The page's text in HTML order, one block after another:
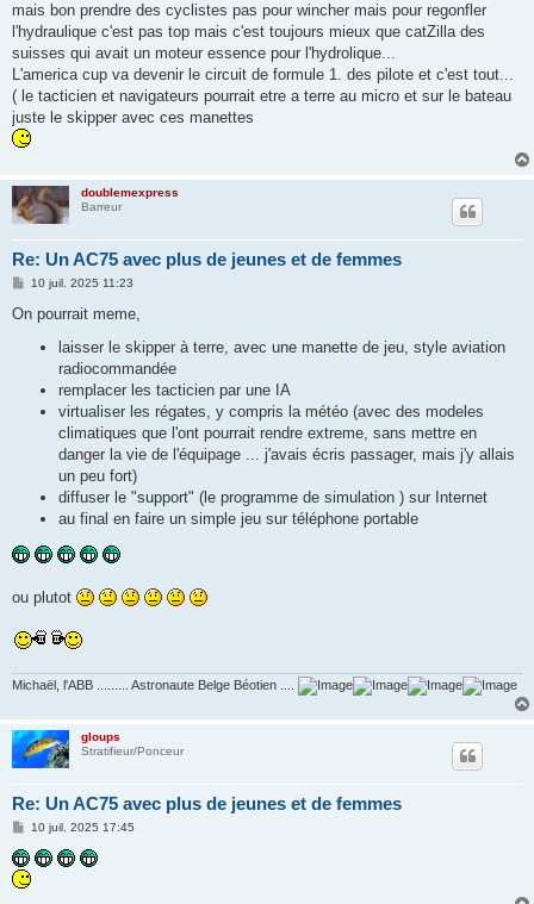
mais bon prendre des cyclistes pas pour wincher mais pour regonfler
l'hydraulique c'est pas top mais c'est toujours mieux que catZilla des
suisses qui avait un moteur essence pour l'hydrolique...
L'america cup va devenir le circuit de formule 1. des pilote et c'est tout...
( le tacticien et navigateurs pourrait etre a terre au micro et sur le bateau
juste le skipper avec ces manettes
doublemexpress
Barreur
Re: Un AC75 avec plus de jeunes et de femmes
M
s
10 juil. 2025 11:23
On pourrait meme,
laisser le skipper à terre, avec une manette de jeu, style aviation
radiocommandée
remplacer les tacticien par une IA
virtualiser les régates, y compris la météo (avec des modeles
climatiques que l'ont pourrait rendre extreme, sans mettre en
danger la vie de l'équipage ... j'avais écris passager, mais j'y allais
un peu fort)
diffuser le "support" (le programme de simulation ) sur Internet
au final en faire un simple jeu sur téléphone portable
ou plutot
Michaël, l'ABB ......... Astronaute Belge Béotien ....
gloups
Stratifieur/Ponceur
Re: Un AC75 avec plus de jeunes et de femmes
M
s
s
a
10 juil. 2025 17:45